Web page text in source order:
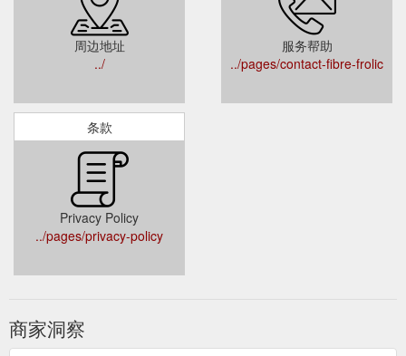
周边地址
../
服务帮助
../pages/contact-fibre-frolic
条款
Privacy Policy
../pages/privacy-policy
商家洞察